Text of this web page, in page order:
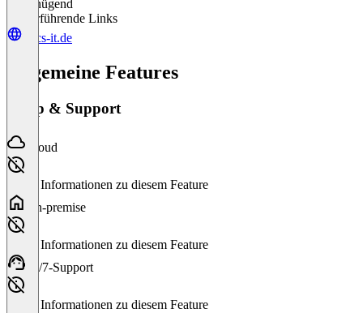
Ungenügend
Weiterführende Links
bucs-it.de
Allgemeine Features
Setup & Support
Cloud
Keine Informationen zu diesem Feature
On-premise
Keine Informationen zu diesem Feature
24/7-Support
Keine Informationen zu diesem Feature